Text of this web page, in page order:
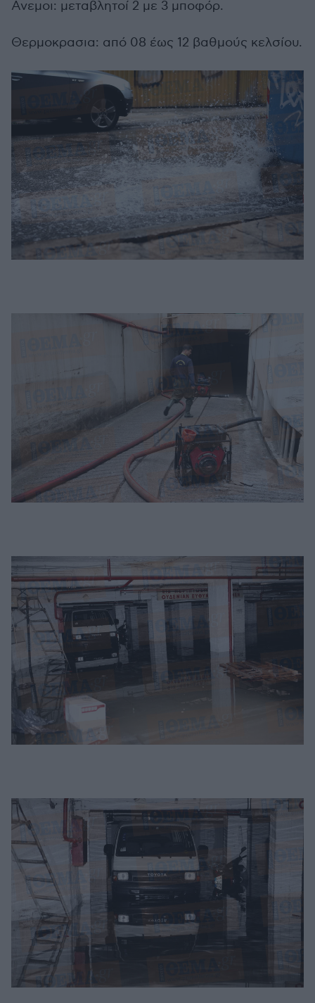
Ανεμοι: μεταβλητοί 2 με 3 μποφόρ.
Θερμοκρασια: από 08 έως 12 βαθμούς κελσίου.